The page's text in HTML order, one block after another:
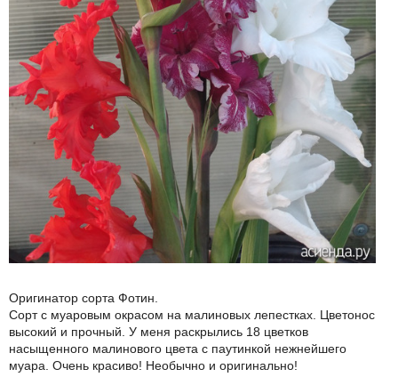
Оригинатор сорта Фотин.
Сорт с муаровым окрасом на малиновых лепестках. Цветонос
высокий и прочный. У меня раскрылись 18 цветков
насыщенного малинового цвета с паутинкой нежнейшего
муара. Очень красиво! Необычно и оригинально!